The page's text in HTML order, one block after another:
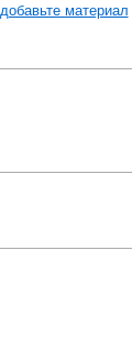
добавьте материал